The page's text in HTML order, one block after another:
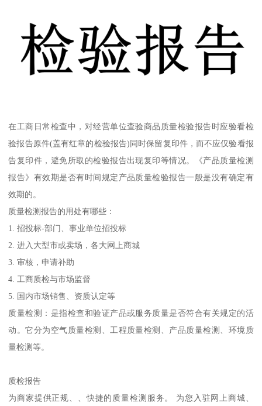
在工商日常检查中，对经营单位查验商品质量检验报告时应验看检
验报告原件(盖有红章的检验报告)同时保留复印件，而不应仅验看报
告复印件，避免所取的检验报告出现复印等情况。《产品质量检测
报告》有效期是否有时间规定产品质量检验报告一般是没有确定有
效期的。
质量检测报告的用处有哪些：
1. 招投标-部门、事业单位招投标
2. 进入大型市或卖场，各大网上商城
3. 审核，申请补助
4. 工商质检与市场监督
5. 国内市场销售、资质认定等
质量检测：是指检查和验证产品或服务质量是否符合有关规定的活
动。它分为空气质量检测、工程质量检测、产品质量检测、环境质
量检测等。
质检报告
为商家提供正规、、快捷的质量检测服务。 为您入驻网上商城、